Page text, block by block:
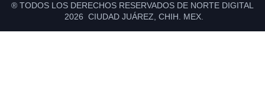
® TODOS LOS DERECHOS RESERVADOS DE NORTE DIGITAL
2026 CIUDAD JUÁREZ, CHIH. MEX.